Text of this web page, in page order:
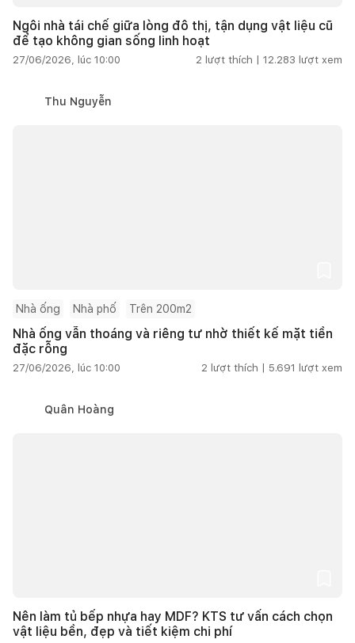
Ngôi nhà tái chế giữa lòng đô thị, tận dụng vật liệu cũ
để tạo không gian sống linh hoạt
27/06/2026, lúc 10:00 2 lượt thích | 12.283 lượt xem
Thu Nguyễn
Nhà ống Nhà phố Trên 200m2
Nhà ống vẫn thoáng và riêng tư nhờ thiết kế mặt tiền
đặc rỗng
27/06/2026, lúc 10:00 2 lượt thích | 5.691 lượt xem
Quân Hoàng
Nên làm tủ bếp nhựa hay MDF? KTS tư vấn cách chọn
vật liệu bền, đẹp và tiết kiệm chi phí